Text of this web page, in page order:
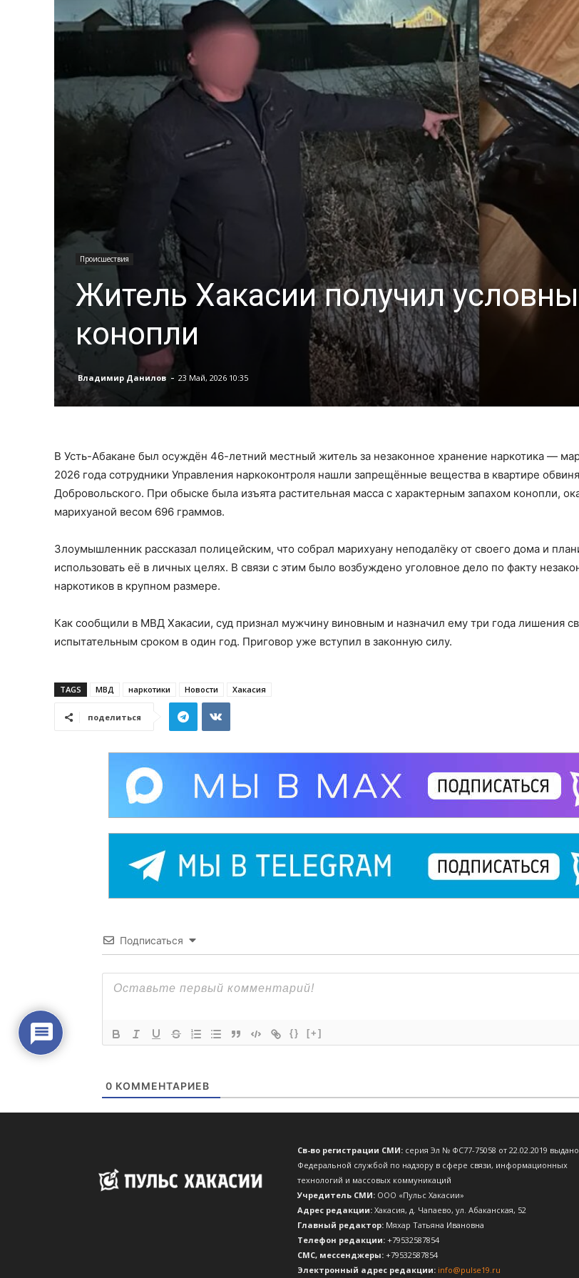
Св-во регистрации СМИ: серия Эл № ФС77-75058 от 22.02.2019 выдано
Федеральной службой по надзору в сфере связи, информационных
технологий и массовых коммуникаций
Учредитель СМИ: ООО «Пульс Хакасии»
Адрес редакции: Хакасия, д. Чапаево, ул. Абаканская, 52
Главный редактор: Мяхар Татьяна Ивановна
Телефон редакции: +79532587854
CМС, мессенджеры: +79532587854
Электронный адрес редакции: info@pulse19.ru